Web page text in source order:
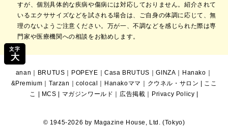
文字
大
すが、個別具体的な疾病や傷病には対応しておりません。紹介されて
いるエクササイズなどを試される場合は、ご自身の体調に応じて、無
理のないようご注意ください。万が一、不調などを感じられた際は専
門家や医療機関への相談をお勧めします。
anan ｜ BRUTUS ｜ POPEYE ｜Casa BRUTUS ｜GINZA ｜ Hanako ｜
&Premium ｜Tarzan ｜colocal ｜ Hanakoママ ｜ クウネル・サロン | ここ
こ
| MCS | マガジンワールド ｜ 広告掲載 ｜ Privacy Policy |
© 1945-2026 by Magazine House, Ltd. (Tokyo)